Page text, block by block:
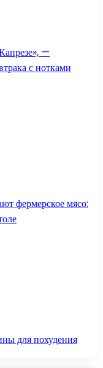
—
с нотками
фермерское мясо:
для похудения